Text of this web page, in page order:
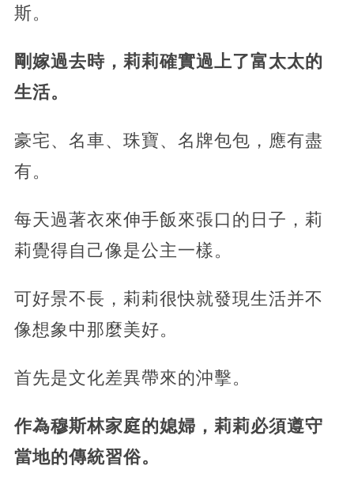
斯。
剛嫁過去時，莉莉確實過上了富太太的
生活。
豪宅、名車、珠寶、名牌包包，應有盡
有。
每天過著衣來伸手飯來張口的日子，莉
莉覺得自己像是公主一樣。
可好景不長，莉莉很快就發現生活并不
像想象中那麼美好。
首先是文化差異帶來的沖擊。
作為穆斯林家庭的媳婦，莉莉必須遵守
當地的傳統習俗。